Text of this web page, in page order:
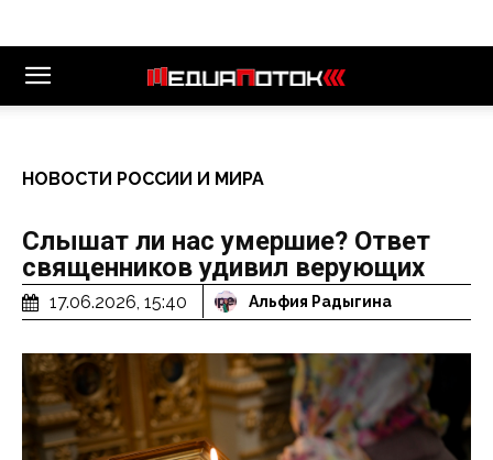
НОВОСТИ РОССИИ И МИРА
Слышат ли нас умершие? Ответ
священников удивил верующих
17.06.2026, 15:40 Альфия Радыгина